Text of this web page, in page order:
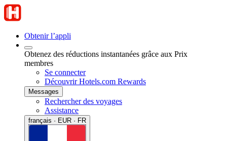
Obtenir l’appli
Obtenez des réductions instantanées grâce aux Prix
membres
Se connecter
Découvrir Hotels.com Rewards
Messages
Rechercher des voyages
Assistance
français · EUR · FR